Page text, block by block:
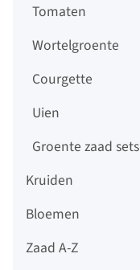
Tomaten
Wortelgroente
Courgette
Uien
Groente zaad sets
Kruiden
Bloemen
Zaad A-Z